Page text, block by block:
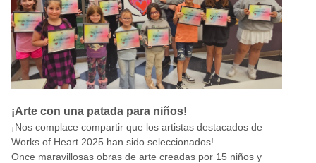
¡Arte con una patada para niños!
¡Nos complace compartir que los artistas destacados de
Works of Heart 2025 han sido seleccionados!
Once maravillosas obras de arte creadas por 15 niños y